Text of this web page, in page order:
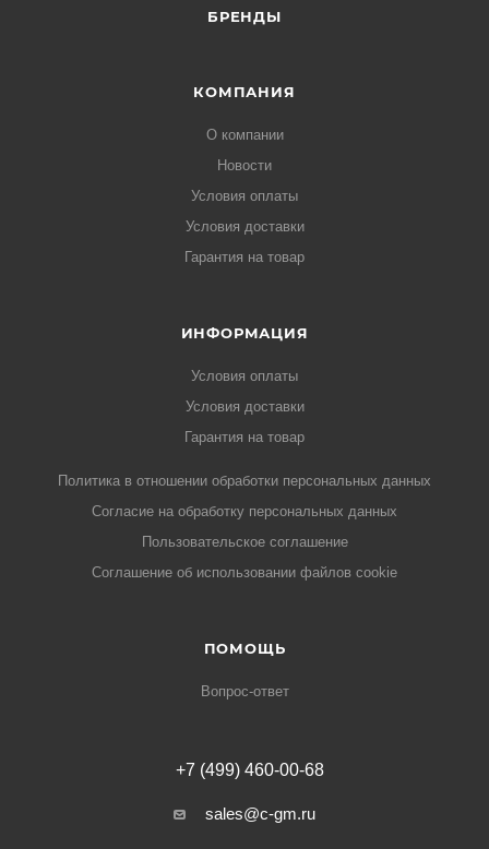
БРЕНДЫ
КОМПАНИЯ
О компании
Новости
Условия оплаты
Условия доставки
Гарантия на товар
ИНФОРМАЦИЯ
Условия оплаты
Условия доставки
Гарантия на товар
Политика в отношении обработки персональных данных
Cогласие на обработку персональных данных
Пользовательское соглашение
Cоглашение об использовании файлов cookie
ПОМОЩЬ
Вопрос-ответ
+7 (499) 460-00-68
sales@c-gm.ru